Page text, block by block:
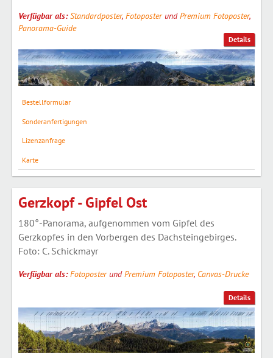
Details
Verfügbar als:Standardposter, FotoposterundPremium Fotoposter,
Panorama-Guide
Bestellformular
Sonderanfertigungen
Lizenzanfrage
Karte
Details
Gerzkopf - Gipfel Ost
180°-Panorama, aufgenommen vom Gipfel des
Gerzkopfes in den Vorbergen des Dachsteingebirges.
Foto: C. Schickmayr
Verfügbar als:FotoposterundPremium Fotoposter, Canvas-Drucke